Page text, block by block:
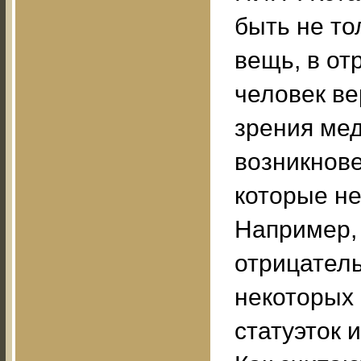
быть не
вещь, в
человек
зрения
которые
Например,
статуэток